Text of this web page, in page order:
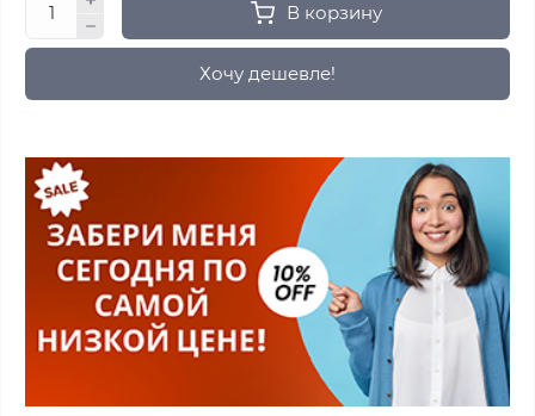
В корзину
Хочу дешевле!